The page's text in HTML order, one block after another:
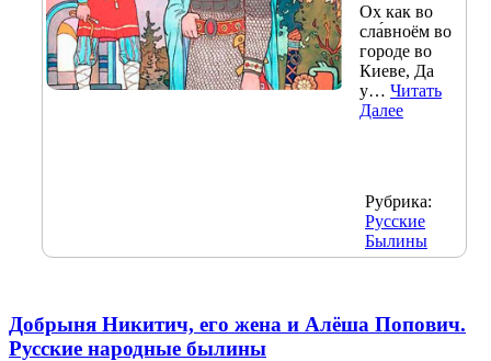
Ох как во
сла́вноём во
городе во
Киеве, Да
у… Читать
Далее
Рубрика:
Русские
Былины
Добрыня Никитич, его жена и Алёша Попович.
Русские народные былины